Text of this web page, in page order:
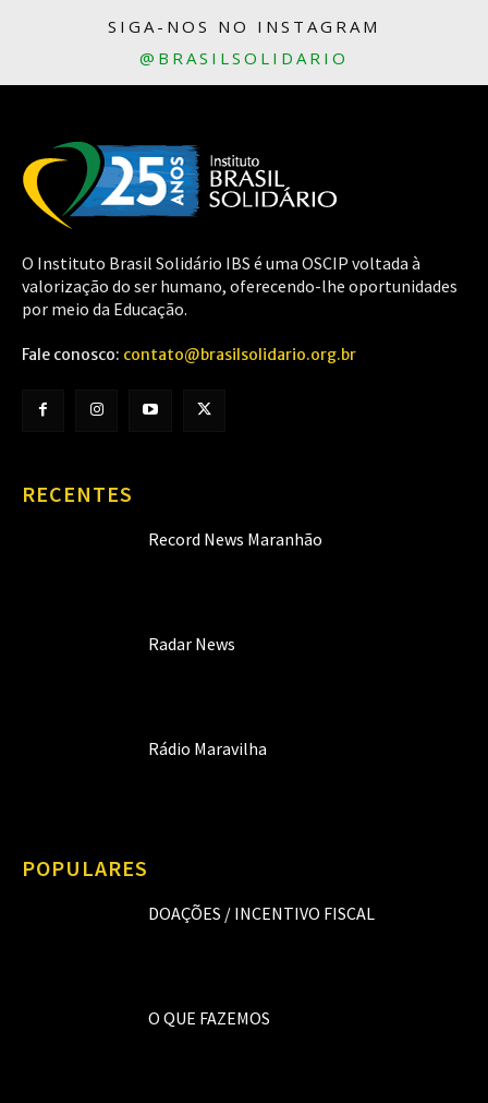
SIGA-NOS NO INSTAGRAM
@BRASILSOLIDARIO
O Instituto Brasil Solidário IBS é uma OSCIP voltada à
valorização do ser humano, oferecendo-lhe oportunidades
por meio da Educação.
Fale conosco: contato@brasilsolidario.org.br
RECENTES
Record News Maranhão
Radar News
Rádio Maravilha
POPULARES
DOAÇÕES / INCENTIVO FISCAL
O QUE FAZEMOS